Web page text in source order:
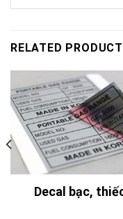
RELATED
Decal bạc,